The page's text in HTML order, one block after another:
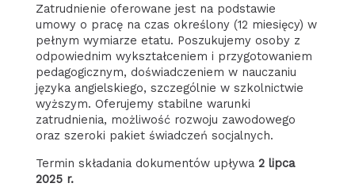
Zatrudnienie oferowane jest na podstawie
umowy o pracę na czas określony (12 miesięcy) w
pełnym wymiarze etatu. Poszukujemy osoby z
odpowiednim wykształceniem i przygotowaniem
pedagogicznym, doświadczeniem w nauczaniu
języka angielskiego, szczególnie w szkolnictwie
wyższym. Oferujemy stabilne warunki
zatrudnienia, możliwość rozwoju zawodowego
oraz szeroki pakiet świadczeń socjalnych.
Termin składania dokumentów upływa 2 lipca
2025 r.